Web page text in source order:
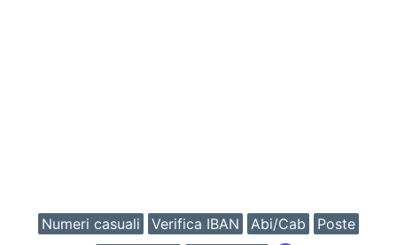
Numeri casuali Verifica IBAN Abi/Cab
Poste